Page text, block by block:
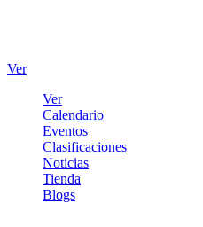
Ver
Ver
Calendario
Eventos
Clasificaciones
Noticias
Tienda
Blogs